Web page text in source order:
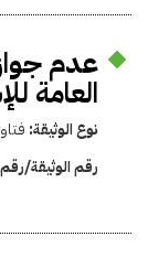
عدم
العامة
نوع الوثيقة:
رقم الوثيقة/